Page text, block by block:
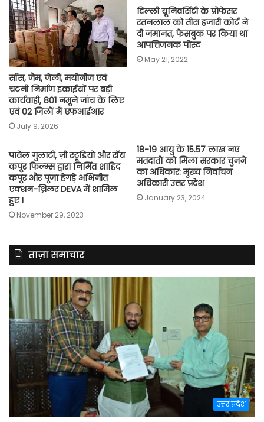
सॉस, जैम, जेली, मयोनीज एवं
चटनी निर्माण इकाईयों पर बड़ी
कार्यवाही, 801 नमूने जांच के लिए
एवं 02 जिलों में एफआईआर
July 9, 2026
दिल्ली यूनिवर्सिटी के प्रोफेसर
रतनलाल को तीस हजारी कोर्ट ने
दी जमानत, फेसबुक पर किया था
आपत्तिजनक पोस्ट
May 21, 2022
पावेल गुलाटी, ज़ी स्टूडियो और रॉय
कपूर फिल्म्स द्वारा निर्मित शाहिद
कपूर और पूजा हेगड़े अभिनीत
एक्शन-थ्रिलर DEVA में शामिल
हुए !
November 29, 2023
18-19 आयु के 15.57 लाख नए
मतदातों को मिला सरकार चुनने
का अधिकार: मुख्य निर्वाचन
अधिकारी उत्तर प्रदेश
January 23, 2024
ताज़ा समाचार
उत्तर प्रदेश